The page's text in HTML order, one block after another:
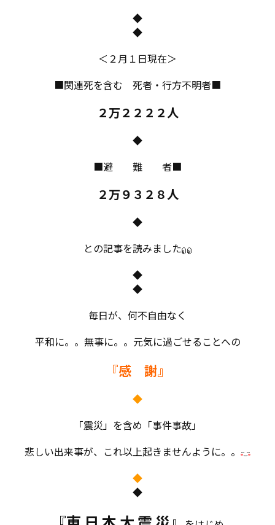
◆
◆
＜２月１日現在＞
■関連死を含む 死者・行方不明者■
２万２２２２人
◆
■避 難 者■
２万９３２８人
◆
との記事を読みました
◆
◆
毎日が、何不自由なく
平和に。。無事に。。元気に過ごせることへの
『感 謝』
◆
「震災」を含め「事件事故」
悲しい出来事が、これ以上起きませんように。。
◆
◆